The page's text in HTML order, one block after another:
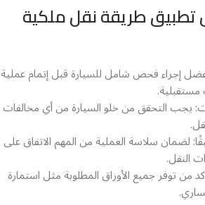
تطبيق طريقة نقل ملكية
إجراء فحص شامل للسيارة قبل إتمام عملية
يجب التحقق من خلو السيارة من أي مخالفات
لضمان سلاسة العملية من المهم الاتفاق على
النقل.
من توفر جميع الأوراق المطلوبة مثل استمارة